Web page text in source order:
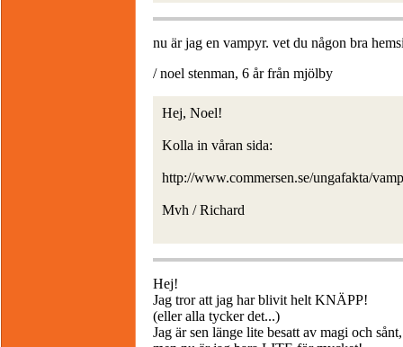
nu är jag en vampyr. vet du någon bra
/ noel stenman, 6 år från mjölby
Hej, Noel!
Kolla in våran sida:
http://www.commersen.se/ungafakta/
Mvh / Richard
Hej!
Jag tror att jag har blivit helt KNÄPP!
(eller alla tycker det...)
Jag är sen länge lite besatt av magi och sånt,